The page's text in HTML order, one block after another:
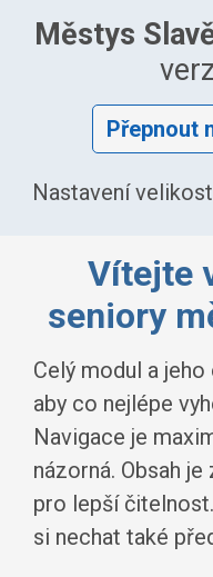
Městys
Přepnout
Nastavení
Vítejte
seniory
Celý modul a
aby co nejlépe
Navigace je
názorná. Obsah
pro lepší
si nechat také